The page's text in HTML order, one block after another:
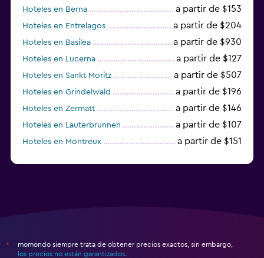
Hoteles en Berna a partir de $153
Hoteles en Entrelagos a partir de $204
Hoteles en Basilea a partir de $930
Hoteles en Lucerna a partir de $127
Hoteles en Sankt Moritz a partir de $507
Hoteles en Grindelwald a partir de $196
Hoteles en Zermatt a partir de $146
Hoteles en Lauterbrunnen a partir de $107
Hoteles en Montreux a partir de $151
*
momondo siempre trata de obtener precios exactos, sin embargo,
los precios no están garantizados